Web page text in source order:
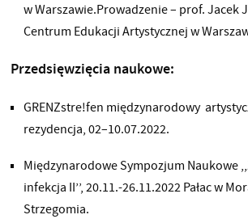
w Warszawie.Prowadzenie – prof. Jacek
Centrum Edukacji Artystycznej w
Przedsięwzięcia naukowe:
GRENZstre!fen międzynarodowy
rezydencja, 02–10.07.2022.
Międzynarodowe Sympozjum Naukowe
infekcja II’’, 20.11.-26.11.2022 Pałac w
Strzegomia.